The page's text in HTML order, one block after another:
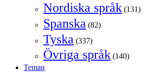
Nordiska språk (131)
Spanska (82)
Tyska (337)
Övriga språk (140)
Teman